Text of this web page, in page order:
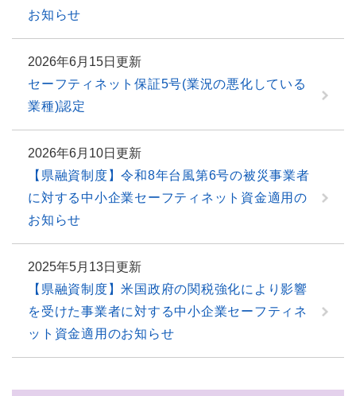
お知らせ
2026年6月15日更新
セーフティネット保証5号(業況の悪化している
業種)認定
2026年6月10日更新
【県融資制度】令和8年台風第6号の被災事業者
に対する中小企業セーフティネット資金適用の
お知らせ
2025年5月13日更新
【県融資制度】米国政府の関税強化により影響
を受けた事業者に対する中小企業セーフティネ
ット資金適用のお知らせ